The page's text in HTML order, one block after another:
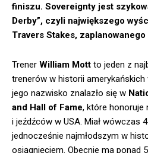
finiszu. Sovereignty jest
Derby”, czyli największego
Travers Stakes,
Trener William Mott to jeden z
trenerów w historii amerykańskich
jego nazwisko znalazło się w
and Hall of Fame, które honoruje
i jeźdźców w USA. Miał wówczas
jednocześnie najmłodszym w
osiągnięciem. Obecnie ma ponad